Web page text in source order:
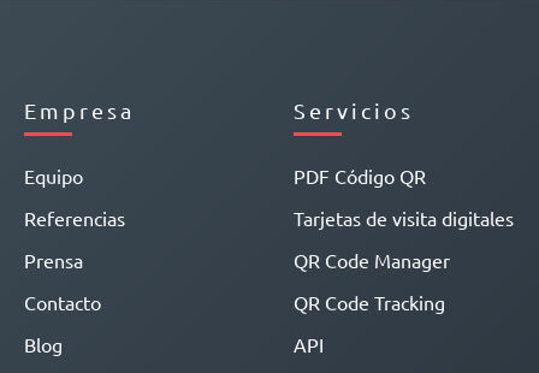
Empresa
Equipo
Referencias
Prensa
Contacto
Blog
Servicios
PDF Código QR
Tarjetas de visita digitales
QR Code Manager
QR Code Tracking
API